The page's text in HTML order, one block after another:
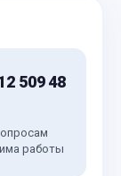
509 48
работы